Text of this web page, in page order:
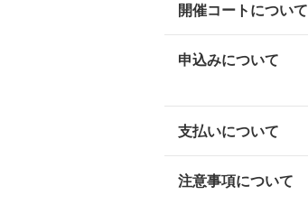
開催コートについて
申込みについて
支払いについて
注意事項について